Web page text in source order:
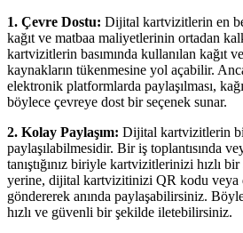
1. Çevre Dostu: Dijital kartvizitlerin en
kağıt ve matbaa maliyetlerinin ortadan
kartvizitlerin basımında kullanılan kağıt
kaynakların tükenmesine yol açabilir.
elektronik platformlarda paylaşılması,
böylece çevreye dost bir seçenek sunar.
2. Kolay Paylaşım: Dijital kartvizitlerin
paylaşılabilmesidir. Bir iş toplantısında
tanıştığınız biriyle kartvizitlerinizi hızlı
yerine, dijital kartvizitinizi QR kodu veya
göndererek anında paylaşabilirsiniz.
hızlı ve güvenli bir şekilde iletebilirsiniz.